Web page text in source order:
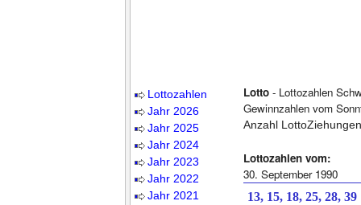
Lottozahlen
Jahr 2026
Jahr 2025
Jahr 2024
Jahr 2023
Jahr 2022
Jahr 2021
Lotto - Lottozahlen
Gewinnzahlen vom
Anzahl
Lottozahlen vom:
30. September 1990
13, 15, 18, 25, 28, 39